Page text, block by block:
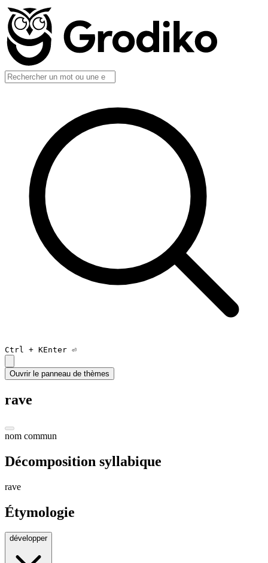
Ctrl + KEnter ⏎
Ouvrir le panneau de thèmes
rave
nom commun
Décomposition syllabique
rave
Étymologie
développer